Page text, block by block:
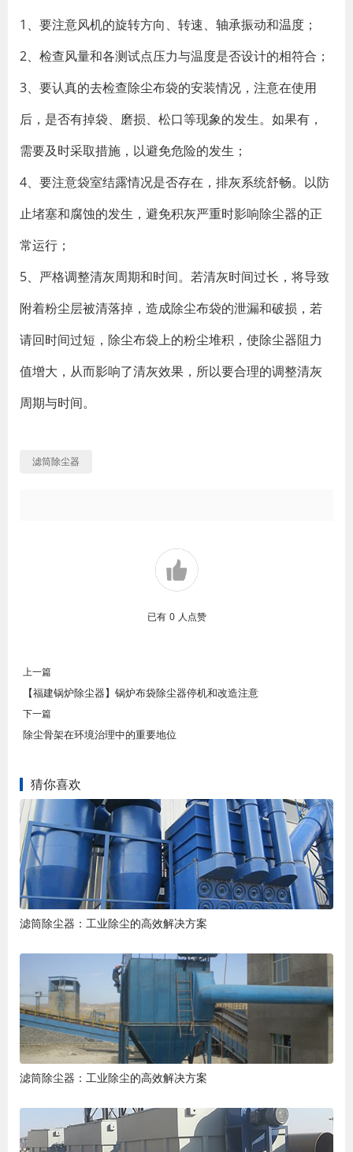
1、要注意风机的旋转方向、转速、轴承振动和温度；
2、检查风量和各测试点压力与温度是否设计的相符合；
3、要认真的去检查除尘布袋的安装情况，注意在使用
后，是否有掉袋、磨损、松口等现象的发生。如果有，
需要及时采取措施，以避免危险的发生；
4、要注意袋室结露情况是否存在，排灰系统舒畅。以防
止堵塞和腐蚀的发生，避免积灰严重时影响除尘器的正
常运行；
5、严格调整清灰周期和时间。若清灰时间过长，将导致
附着粉尘层被清落掉，造成除尘布袋的泄漏和破损，若
请回时间过短，除尘布袋上的粉尘堆积，使除尘器阻力
值增大，从而影响了清灰效果，所以要合理的调整清灰
周期与时间。
滤筒除尘器
已有 0 人点赞
上一篇
【福建锅炉除尘器】锅炉布袋除尘器停机和改造注意
下一篇
除尘骨架在环境治理中的重要地位
猜你喜欢
滤筒除尘器：工业除尘的高效解决方案
滤筒除尘器：工业除尘的高效解决方案